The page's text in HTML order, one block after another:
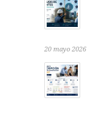
20 mayo 2026